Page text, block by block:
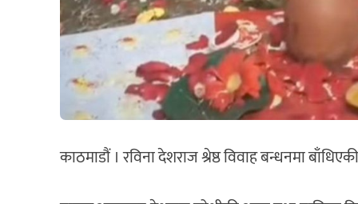
काठमाडौं । रविना देशराज श्रेष्ठ विवाह बन्धनमा